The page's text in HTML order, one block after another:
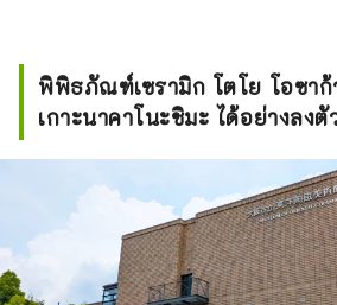
พิพิธภัณฑ์เซรามิก โตโย โอซา
เกาะนาคาโนะชิมะ ได้อย่างลงตั